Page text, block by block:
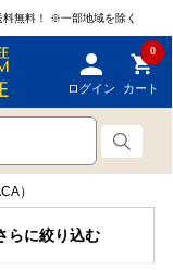
無料！ ※一部地域を除く
ログイン
0
カート
）
らに絞り込む